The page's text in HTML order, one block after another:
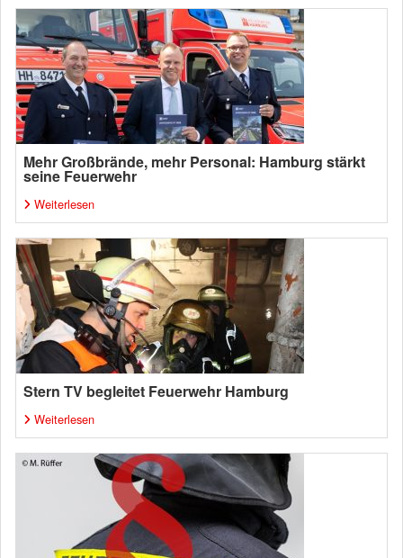
Mehr Großbrände, mehr Personal: Hamburg stärkt
seine Feuerwehr
Weiterlesen
Stern TV begleitet Feuerwehr Hamburg
Weiterlesen